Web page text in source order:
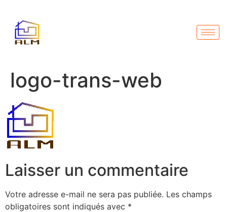
logo-trans-web
Laisser un commentaire
Votre adresse e-mail ne sera pas publiée. Les champs
obligatoires sont indiqués avec *